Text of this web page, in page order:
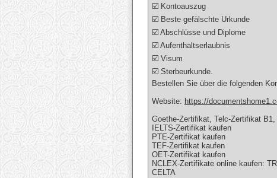
☑️ Kontoauszug
☑️ Beste gefälschte Urkunde
☑️ Abschlüsse und Diplome
☑️ Aufenthaltserlaubnis
☑️ Visum
☑️ Sterbeurkunde.
Bestellen Sie über die folgenden
Website: https://
Goethe-Zertifikat, Telc-Zertifikat
IELTS-Zertifikat kaufen
PTE-Zertifikat kaufen
TEF-Zertifikat kaufen
OET-Zertifikat kaufen
NCLEX-Zertifikate online kaufen:
CELTA